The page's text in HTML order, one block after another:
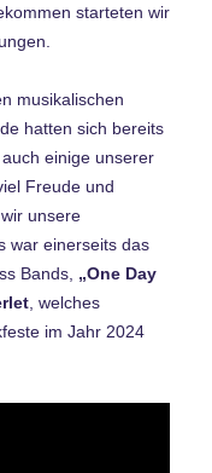
starteten wir
musikalischen
hatten sich bereits
einige unserer
Freude und
unsere
war einerseits das
Bands, „One Day
, welches
im Jahr 2024